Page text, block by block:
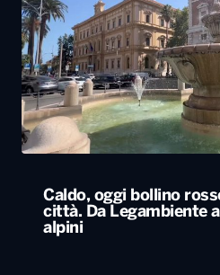
Caldo, oggi bollino
città. Da Legambiente
alpini